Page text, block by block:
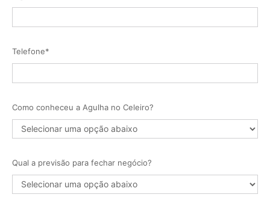
Telefone*
Como conheceu a Agulha no Celeiro?
Qual a previsão para fechar negócio?